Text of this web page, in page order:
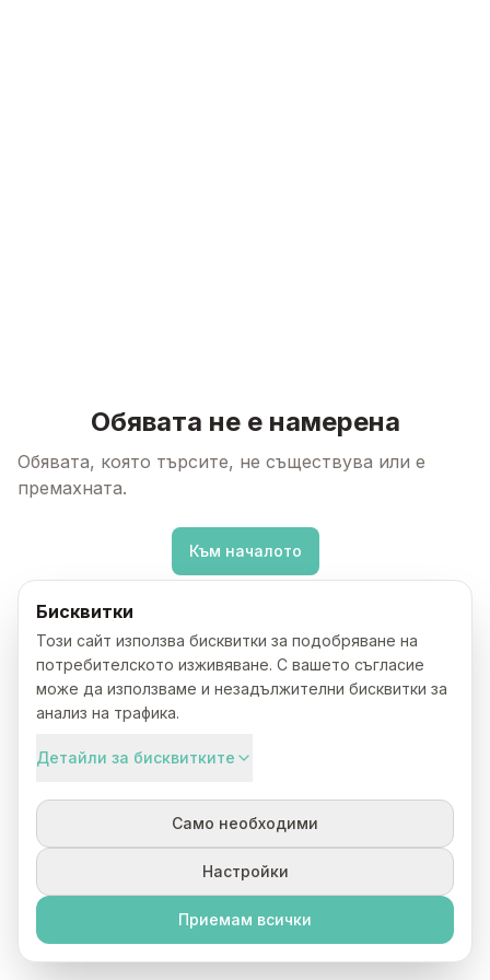
Обявата не е намерена
Обявата, която търсите, не съществува или е
премахната.
Към началото
Бисквитки
Този сайт използва бисквитки за подобряване на
потребителското изживяване. С вашето съгласие
може да използваме и незадължителни бисквитки за
анализ на трафика.
Детайли за бисквитките
Само необходими
Настройки
Приемам всички